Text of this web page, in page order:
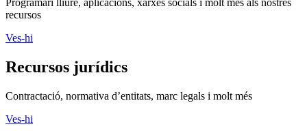
Programari lliure, aplicacions, xarxes socials i molt més als nostres
recursos
Ves-hi
Recursos jurídics
Contractació, normativa d’entitats, marc legals i molt més
Ves-hi